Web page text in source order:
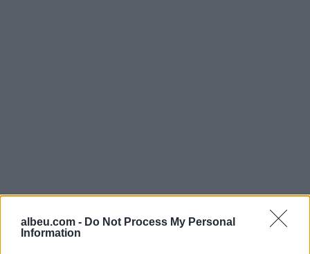
albeu.com - Do Not Process My Personal
Information
Shtuarmë5.09.2025 20:06